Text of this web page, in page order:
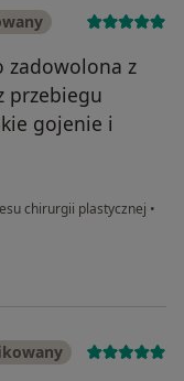
zadowolona z
przebiegu
gojenie i
chirurgii plastycznej •